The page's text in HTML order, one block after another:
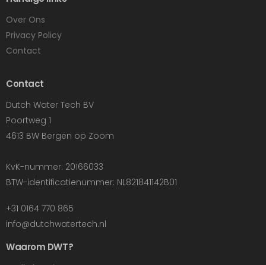
Over Ons
Privacy Policy
Contact
Contact
Dutch Water Tech BV
Poortweg 1
4613 BW Bergen op Zoom
KvK-nummer: 20166033
BTW-identificatienummer: NL821841142B01
+31 0164 770 865
info@dutchwatertech.nl
Waarom DWT?